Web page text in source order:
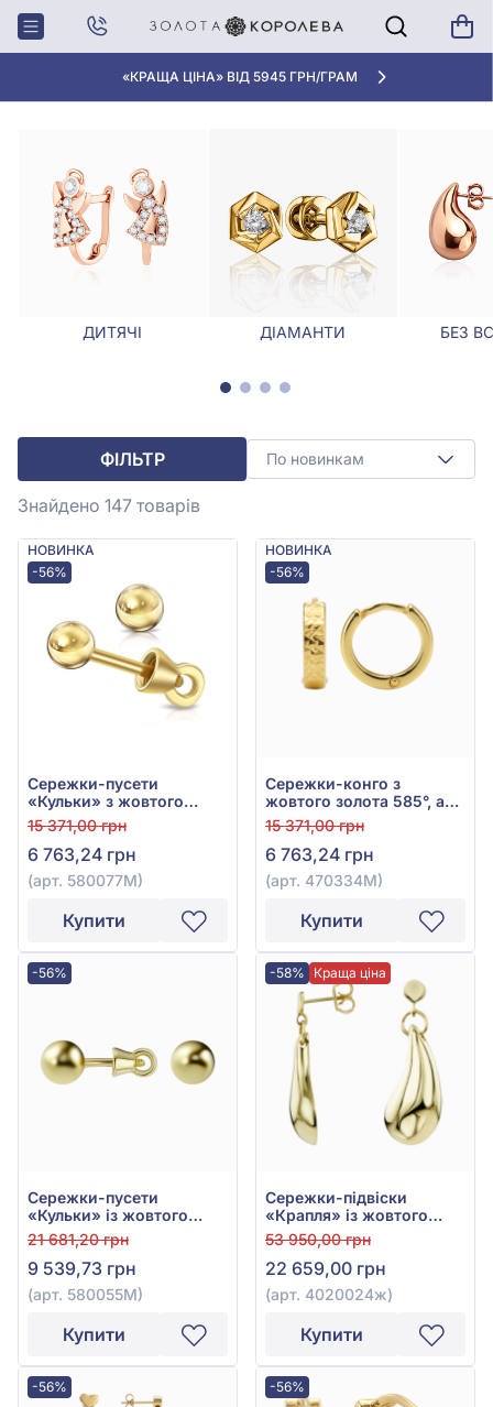
«КРАЩА ЦІНА» ВІД 5945 ГРН/ГРАМ
Головна Сережки Сережки з жовтого золота
СЕРЕЖКИ З ЖОВТОГО ЗОЛОТА
ДИТЯЧІ ДІАМАНТИ БЕЗ
ФІЛЬТР По новинкам
Знайдено 147 товарів
НОВИНКА
-56%
Сережки-пусети
«Кульки» з жовтого
золота 585°, без вставки,
арт. 580077М
15 371,00 грн
6 763,24 грн
(арт. 580077М)
Купити
НОВИНКА
-56%
Сережки-конго з
жовтого золота 585°, арт.
470334М
15 371,00 грн
6 763,24 грн
(арт. 470334М)
Купити
-56%
Сережки-пусети
«Кульки» із жовтого
золота 585°, арт.
580055М
21 681,20 грн
9 539,73 грн
(арт. 580055М)
Купити
-58% Краща ціна
Сережки-підвіски
«Крапля» із жовтого
золота 585°, арт.
4020024ж
53 950,00 грн
22 659,00 грн
(арт. 4020024ж)
Купити
-56% -56%